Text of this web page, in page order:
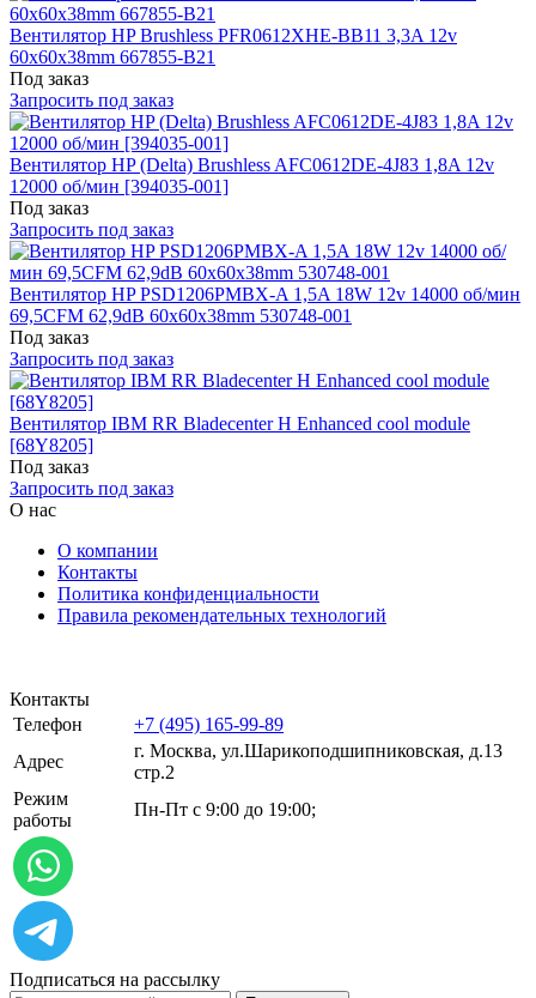
Вентилятор HP Brushless PFR0612XHE-BB11 3,3A 12v
60x60x38mm 667855-B21
Под заказ
Запросить под заказ
Вентилятор HP (Delta) Brushless AFC0612DE-4J83 1,8A 12v
12000 об/мин [394035-001]
Под заказ
Запросить под заказ
Вентилятор HP PSD1206PMBX-A 1,5A 18W 12v 14000 об/мин
69,5CFM 62,9dB 60x60x38mm 530748-001
Под заказ
Запросить под заказ
Вентилятор IBM RR Bladecenter H Enhanced cool module
[68Y8205]
Под заказ
Запросить под заказ
О нас
О компании
Контакты
Политика конфиденциальности
Правила рекомендательных технологий
Контакты
Телефон
+7 (495) 165-99-89
Адрес
г. Москва, ул.​​Шарикоподшипниковская, д.13
стр.2
Режим
работы
Пн-Пт с 9:00 до 19:00;
Подписаться на рассылку